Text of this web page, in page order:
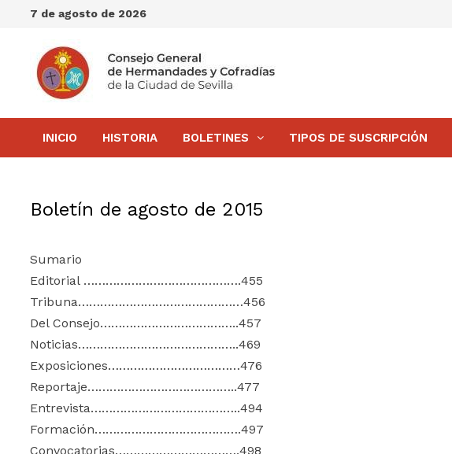
Saltar
contenido
7 de agosto de 2026
INICIO HISTORIA BOLETINES TIPOS DE SUSCRIPCIÓN
Boletín de agosto de 2015
Sumario
Editorial …………………………………….455
Tribuna………………………………………456
Del Consejo………………………………..457
Noticias……………………………………..469
Exposiciones………………………………476
Reportaje…………………………………..477
Entrevista…………………………………..494
Formación………………………………….497
Convocatorias…………………………….498